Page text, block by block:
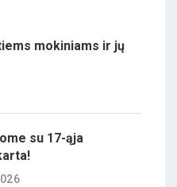
mokiniams ir jų
su 17-ąja